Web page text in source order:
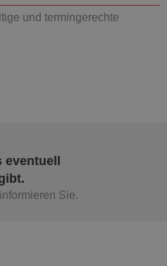
und termingerechte
Sie.​